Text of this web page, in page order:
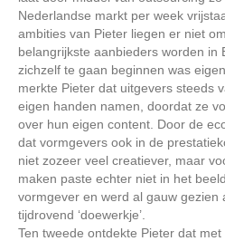
Nederlandse markt per week
ambities van Pieter liegen er niet
belangrijkste aanbieders worden in
zichzelf te gaan beginnen was
merkte Pieter dat uitgevers steeds
eigen handen namen, doordat ze
over hun eigen content. Door de
dat vormgevers ook in de
niet zozeer veel creatiever, maar
maken paste echter niet in het
vormgever en werd al gauw gezien
tijdrovend ‘doewerkje’.
Ten tweede ontdekte Pieter dat